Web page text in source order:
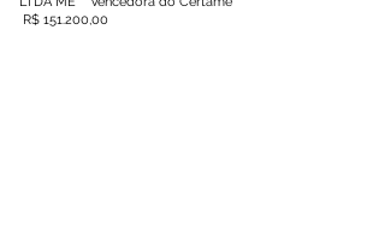
R$ 151.200,00